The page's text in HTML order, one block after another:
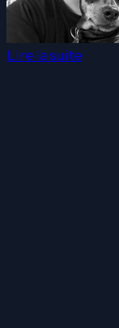
Lire la suite